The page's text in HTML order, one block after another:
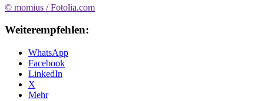
© momius / Fotolia.com
Weiterempfehlen:
WhatsApp
Facebook
LinkedIn
X
Mehr